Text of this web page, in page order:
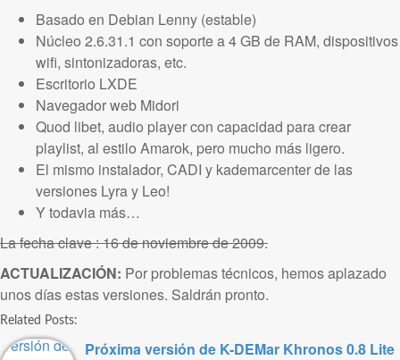
Basado en Debian Lenny (estable)
Núcleo 2.6.31.1 con soporte a 4 GB de RAM, dispositivos
wifi, sintonizadoras, etc.
Escritorio LXDE
Navegador web Midori
Quod libet, audio player con capacidad para crear
playlist, al estilo Amarok, pero mucho más ligero.
El mismo instalador, CADI y kademarcenter de las
versiones Lyra y Leo!
Y todavia más…
La fecha clave : 16 de noviembre de 2009.
ACTUALIZACIÓN: Por problemas técnicos, hemos aplazado
unos días estas versiones. Saldrán pronto.
Related Posts:
Próxima versión de K-DEMar Khronos 0.8 Lite